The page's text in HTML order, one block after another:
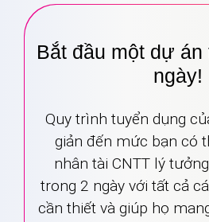
Bắt đầu một dự án
ngày!
Quy trình tuyển dụng
giản đến mức bạn có
nhân tài CNTT lý
trong 2 ngày với tất cả
cần thiết và giúp họ